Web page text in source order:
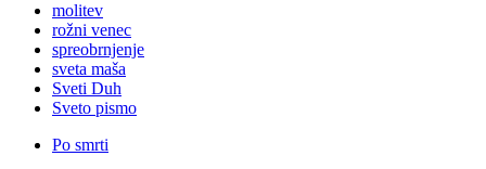
molitev
rožni venec
spreobrnjenje
sveta maša
Sveti Duh
Sveto pismo
Po smrti